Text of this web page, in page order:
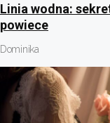
Linia wodna:
powiece
Dominika